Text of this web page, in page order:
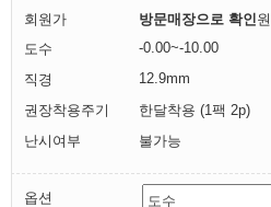
회원가
방문매장으로 확인원
도수
-0.00~-10.00
직경
12.9mm
권장착용주기
한달착용 (1팩 2p)
난시여부
불가능
옵션